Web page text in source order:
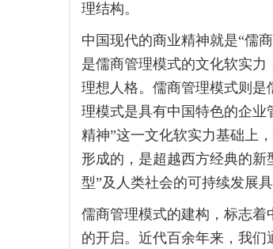
理结构。
中国现代的商业精神就是“儒
是儒商管理模式的文化软实
理想人格。儒商管理模式则是
理模式是具有中国特色的企
精神”这一文化软实力基础上
形成的，是超越西方经典的
型”及人类社会的可持续发展
儒商管理模式的建构，标志着
的开启。近代百余年来，我们